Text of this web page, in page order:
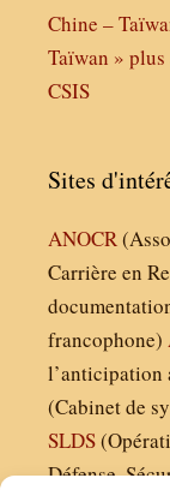
Chine –
Taïwan »
CSIS
Sites
ANOCR
Carrière en
francophone)
l’anticipation
(Cabinet de
SLDS
Défense,